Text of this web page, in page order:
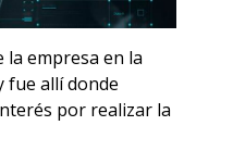
la empresa en la
fue allí donde
por realizar la